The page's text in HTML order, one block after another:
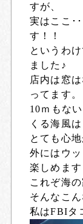
すが、
実はここ･
す！！
というわ
ました♪
店内は窓
ってます。
10ｍもな
くる海風は
とても心
外にはウ
楽しめます
これぞ海
そんなこ
私はFBIタ